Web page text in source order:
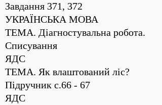
Завдання 371, 372
УКРАЇНСЬКА МОВА
ТЕМА. Діагностувальна робота.
Списування
ЯДС
ТЕМА. Як влаштований ліс?
Підручник с.66 - 67
ЯДС